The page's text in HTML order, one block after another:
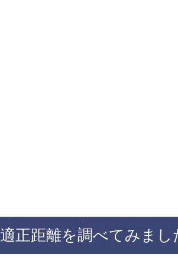
適正距離を調べてみまし